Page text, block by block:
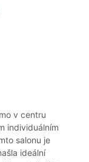
v centru
individuálním
salonu je
ideální